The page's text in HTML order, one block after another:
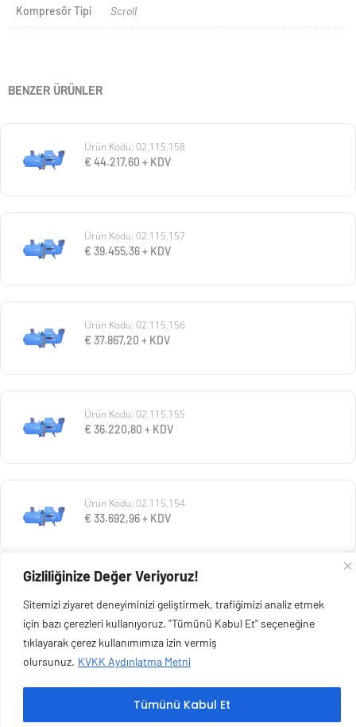
Gizliliğinize Değer Veriyoruz!
Sitemizi ziyaret deneyiminizi geliştirmek, trafiğimizi analiz etmek
için bazı çerezleri kullanıyoruz. "Tümünü Kabul Et" seçeneğine
tıklayarak çerez kullanımımıza izin vermiş
olursunuz. KVKK Aydınlatma Metni
Tümünü Kabul Et
Kompresör Tipi Scroll
BENZER ÜRÜNLER
Ürün Kodu: 02.115.158
€ 44.217,60 + KDV
Ürün Kodu: 02.115.157
€ 39.455,36+ KDV
Ürün Kodu: 02.115.156
€ 37.867,20 + KDV
Ürün Kodu: 02.115.155
€ 36.220,80 + KDV
Ürün Kodu: 02.115.154
€ 33.692,96+ KDV
€30.928,80+ KDV
Copyright © 2026 Esen Isıtma Soğutma İnşaat Ltd Şti | Tüm Hakları Saklıdır.